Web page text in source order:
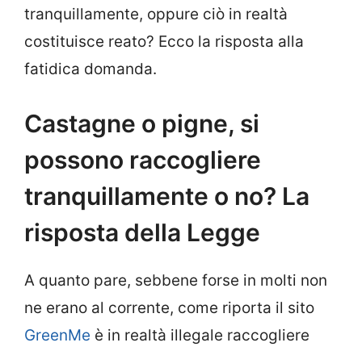
tranquillamente, oppure ciò in realtà
costituisce reato? Ecco la risposta alla
fatidica domanda.
Castagne o pigne, si
possono raccogliere
tranquillamente o no? La
risposta della Legge
A quanto pare, sebbene forse in molti non
ne erano al corrente, come riporta il sito
GreenMe è in realtà illegale raccogliere